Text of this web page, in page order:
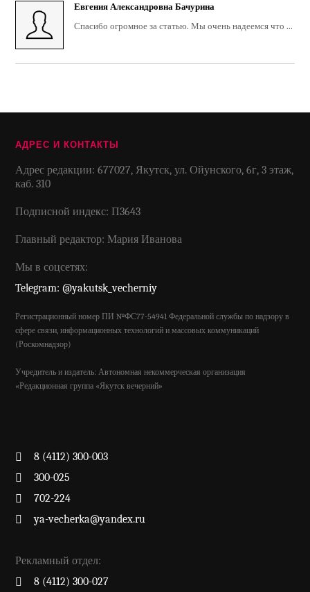
Евгения Александровна Бачурина
Спасибо огромное за статью. Мы очень надеемся что ...
АДРЕС И КОНТАКТЫ
Адрес редакции: 677027, Якутск, ул. Ойунского, 6г, 3 этаж,
каб. 310
Подписной индекс: П3643
Главный редактор: Мария Иванова
Мы в соцсетях:
Telegram: @yakutsk_vecherniy
Регистрационный номер ПИ №ФС77-54941 Федеральной службы по надзору в
сфере связи, информационных технологий и массовых коммуникаций
(Роскомнадзор)
Учредитель и издатель: Автономная некоммерческая организация
«Редакционная группа «Якутск вечерний»
8 (4112) 300-003
300-025
702-224
ya-vecherka@yandex.ru
Рекламный отдел:
8 (4112) 300-027